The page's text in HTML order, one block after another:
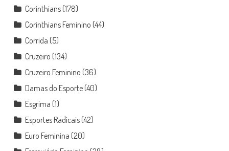
Corinthians(178)
Corinthians Feminino (44)
Corrida (5)
Cruzeiro (134)
Cruzeiro Feminino (36)
Damas do Esporte(40)
Esgrima (1)
Esportes Radicais(42)
Euro Feminina (20)